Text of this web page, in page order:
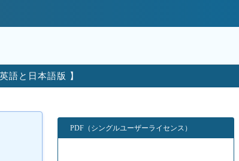
語と日本語版 】
PDF（シングルユーザーライセンス）